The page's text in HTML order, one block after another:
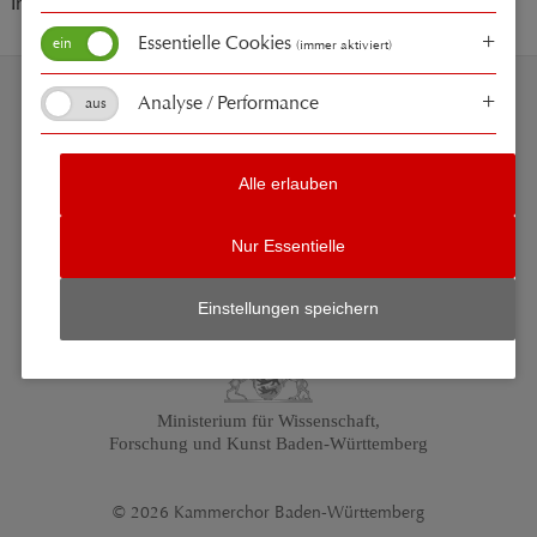
Pressespiegel Medien Kontakt
Datenschutz
Suche
Ministerium für Wissenschaft,
Forschung und Kunst Baden-Württemberg
© 2026 Kammerchor Baden-Württemberg
Alle erlauben
Nur Essentielle
Einstellungen speichern
Essentielle Cookies (immer aktiviert)
Analyse / Performance